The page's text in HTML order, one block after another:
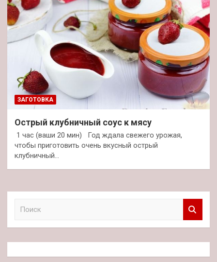
ЗАГОТОВКА
Острый клубничный соус к мясу
1 час (ваши 20 мин) Год ждала свежего урожая,
чтобы приготовить очень вкусный острый
клубничный…
к